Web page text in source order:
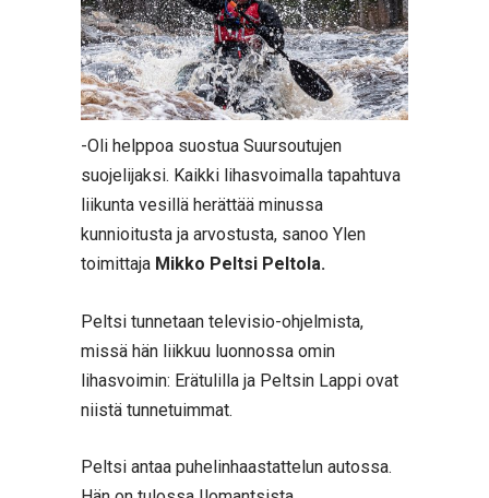
-Oli helppoa suostua Suursoutujen
suojelijaksi. Kaikki lihasvoimalla tapahtuva
liikunta vesillä herättää minussa
kunnioitusta ja arvostusta, sanoo Ylen
toimittaja Mikko Peltsi Peltola.
Peltsi tunnetaan televisio-ohjelmista,
missä hän liikkuu luonnossa omin
lihasvoimin: Erätulilla ja Peltsin Lappi ovat
niistä tunnetuimmat.
Peltsi antaa puhelinhaastattelun autossa.